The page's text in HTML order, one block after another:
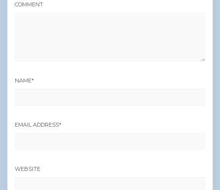
COMMENT
NAME*
EMAIL ADDRESS*
WEBSITE